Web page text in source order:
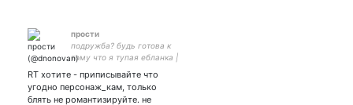
прости
подружба? будь готова к
тому что я тупая ебланка |
закр
RT хотите - приписывайте что
угодно персонаж_кам, только
блять не романтизируйте. не